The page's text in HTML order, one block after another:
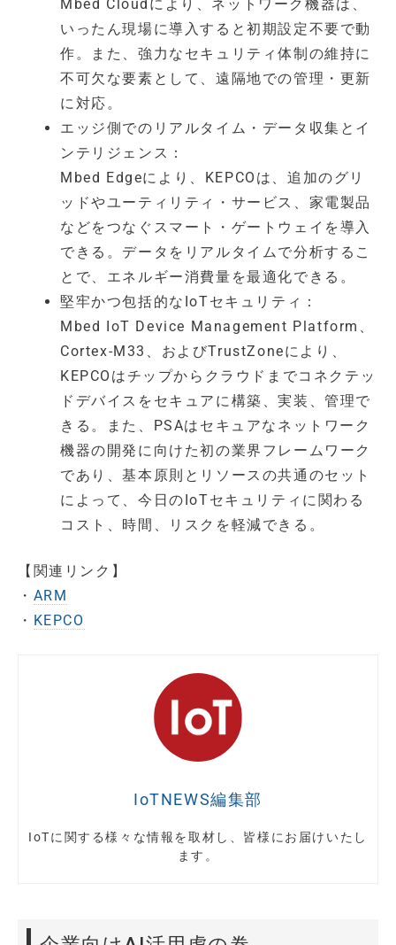
Mbed Cloudにより、ネットワーク機器は、
いったん現場に導入すると初期設定不要で動
作。また、強力なセキュリティ体制の維持に
不可欠な要素として、遠隔地での管理・更新
に対応。
エッジ側でのリアルタイム・データ収集とイ
ンテリジェンス：
Mbed Edgeにより、KEPCOは、追加のグリ
ッドやユーティリティ・サービス、家電製品
などをつなぐスマート・ゲートウェイを導入
できる。データをリアルタイムで分析するこ
とで、エネルギー消費量を最適化できる。
堅牢かつ包括的なIoTセキュリティ：
Mbed IoT Device Management Platform、
Cortex-M33、およびTrustZoneにより、
KEPCOはチップからクラウドまでコネクテッ
ドデバイスをセキュアに構築、実装、管理で
きる。また、PSAはセキュアなネットワーク
機器の開発に向けた初の業界フレームワーク
であり、基本原則とリソースの共通のセット
によって、今日のIoTセキュリティに関わる
コスト、時間、リスクを軽減できる。
【関連リンク】
・ ARM
・ KEPCO
IoTNEWS編集部
IoTに関する様々な情報を取材し、皆様にお届けいたし
ます。